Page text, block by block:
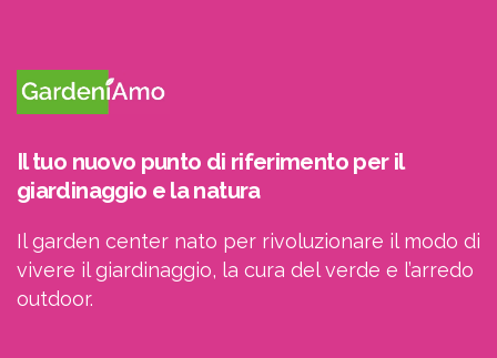
Il tuo nuovo punto di riferimento per il
giardinaggio e la natura
Il garden center nato per rivoluzionare il modo di
vivere il giardinaggio, la cura del verde e l’arredo
outdoor.